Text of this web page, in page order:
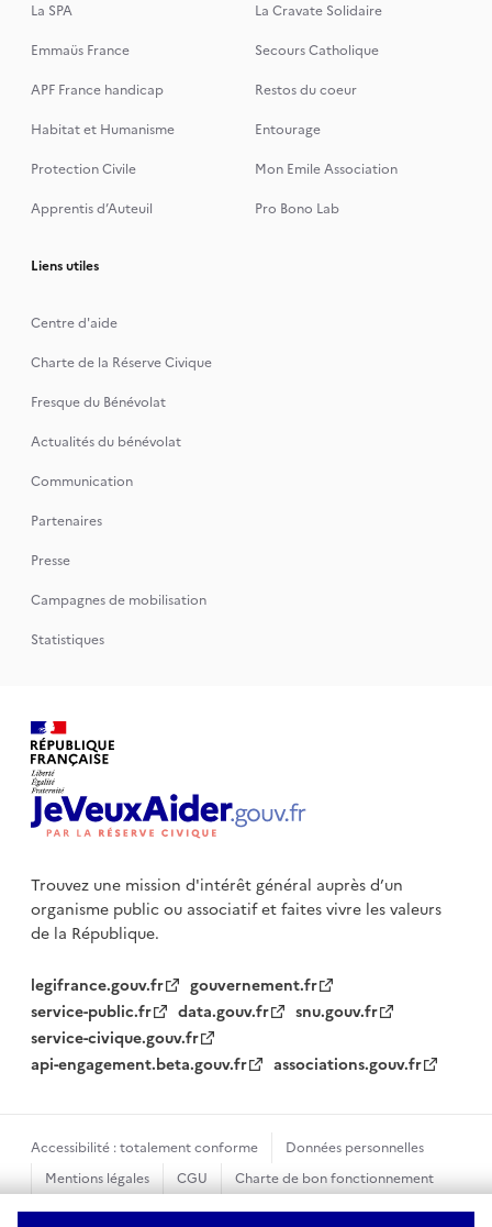
La SPA
La Cravate Solidaire
Emmaüs France
Secours Catholique
APF France handicap
Restos du coeur
Habitat et Humanisme
Entourage
Protection Civile
Mon Emile Association
Apprentis d’Auteuil
Pro Bono Lab
Liens utiles
Centre d'aide
Charte de la Réserve Civique
Fresque du Bénévolat
Actualités du bénévolat
Communication
Partenaires
Presse
Campagnes de mobilisation
Statistiques
Trouvez une mission d'intérêt général auprès d’un
organisme publicou associatif et faites vivre les valeurs
de la République.
legifrance.gouv.fr
gouvernement.fr
service-public.fr
data.gouv.fr
snu.gouv.fr
service-civique.gouv.fr
api-engagement.beta.gouv.fr
associations.gouv.fr
Accessibilité : totalement conforme
Données personnelles
Mentions légales
CGU
Charte de bon fonctionnement
Plan du site
Gestion des cookies